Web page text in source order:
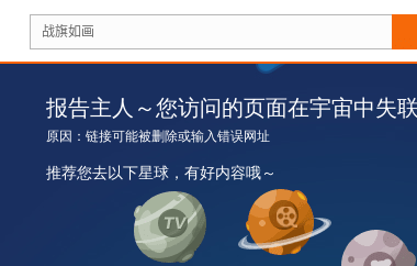
报告主人～您访问的页面在宇宙中失联
原因：链接可能被删除或输入错误网址
推荐您去以下星球，有好内容哦～